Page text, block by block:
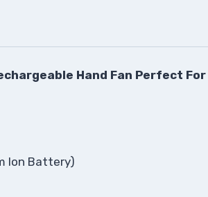
Hand Fan Perfect
Ion Battery)